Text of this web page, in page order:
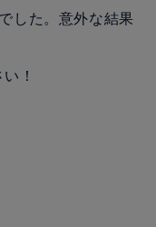
した。意外な結果
！